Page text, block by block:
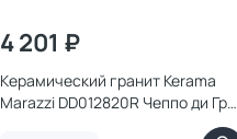
4 201 ₽
Керамический гранит Kerama
Marazzi DD012820R Чеппо ди Гре